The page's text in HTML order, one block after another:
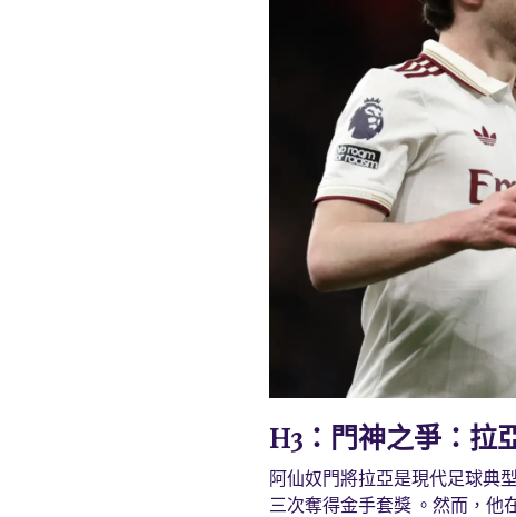
H3：門神之爭：拉
阿仙奴門將拉亞是現代足球典
三次奪得金手套獎 。然而，他